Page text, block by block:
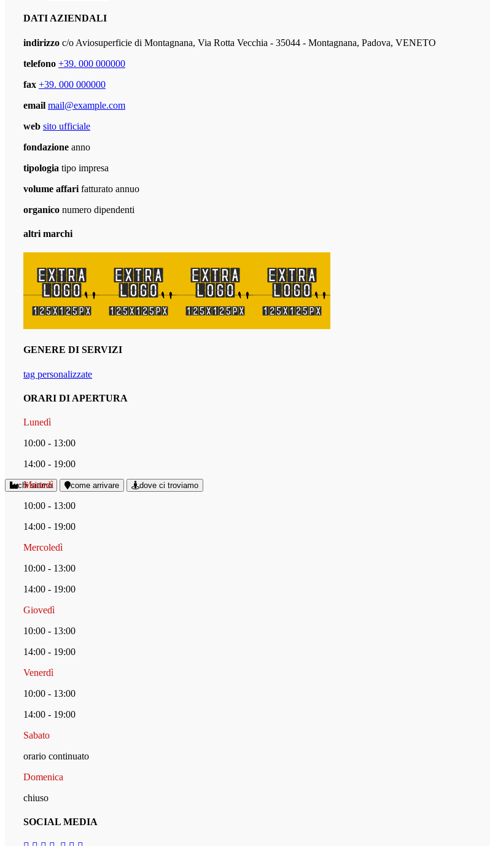
chi siamo come arrivare dove ci troviamo
DATI AZIENDALI
indirizzo c/o Aviosuperficie di Montagnana, Via Rotta Vecchia - 35044 - Montagnana, Padova, VENETO
telefono +39. 000 000000
fax +39. 000 000000
email mail@example.com
web sito ufficiale
fondazione anno
tipologia tipo impresa
volume affari fatturato annuo
organico numero dipendenti
altri marchi
GENERE DI SERVIZI
tag personalizzate
ORARI DI APERTURA
Lunedì
10:00 - 13:00
14:00 - 19:00
Martedì
10:00 - 13:00
14:00 - 19:00
Mercoledì
10:00 - 13:00
14:00 - 19:00
Giovedì
10:00 - 13:00
14:00 - 19:00
Venerdì
10:00 - 13:00
14:00 - 19:00
Sabato
orario continuato
Domenica
chiuso
SOCIAL MEDIA